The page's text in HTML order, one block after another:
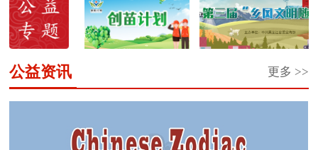
更多 >>
公益资讯